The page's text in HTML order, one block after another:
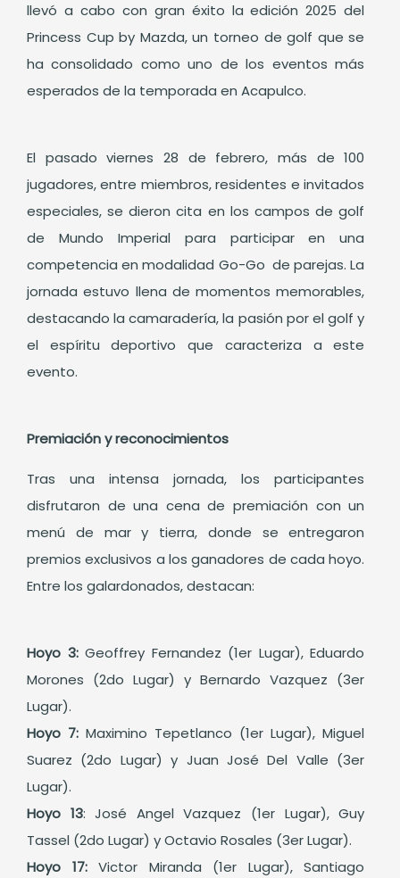
llevó a cabo con gran éxito la edición 2025 del
Princess Cup by Mazda, un torneo de golf que se
ha consolidado como uno de los eventos más
esperados de la temporada en Acapulco.
El pasado viernes 28 de febrero, más de 100
jugadores, entre miembros, residentes e invitados
especiales, se dieron cita en los campos de golf
de Mundo Imperial para participar en una
competencia en modalidad Go-Go de parejas. La
jornada estuvo llena de momentos memorables,
destacando la camaradería, la pasión por el golf y
el espíritu deportivo que caracteriza a este
evento.
Premiación y reconocimientos
Tras una intensa jornada, los participantes
disfrutaron de una cena de premiación con un
menú de mar y tierra, donde se entregaron
premios exclusivos a los ganadores de cada hoyo.
Entre los galardonados, destacan:
Hoyo 3:Geoffrey Fernandez (1er Lugar), Eduardo
Morones (2do Lugar) y Bernardo Vazquez (3er
Lugar).
Hoyo 7: Maximino Tepetlanco (1er Lugar), Miguel
Suarez (2do Lugar) y Juan José Del Valle (3er
Lugar).
Hoyo 13: José Angel Vazquez (1er Lugar), Guy
Tassel (2do Lugar) y Octavio Rosales (3er Lugar).
Hoyo 17:Victor Miranda (1er Lugar), Santiago